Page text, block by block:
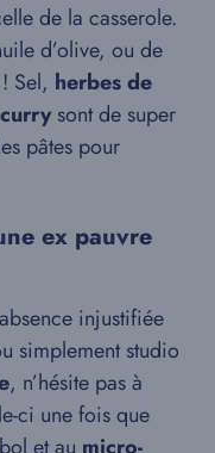
de la casserole.
d’olive, ou de
Sel, herbes de
curry sont de super
pâtes pour
ex pauvre
injustifiée
simplement studio
, n’hésite pas à
ci une fois que
et au micro-